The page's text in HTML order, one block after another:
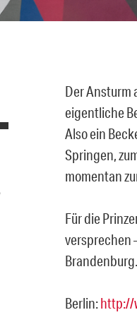
Der Ansturm
eigentliche
Also ein
Springen,
momentan
Für die
versprechen
Brandenburg.
Berlin:http://